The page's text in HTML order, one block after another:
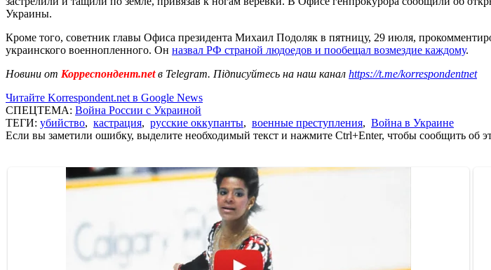
Украины.
Кроме того, советник главы Офиса президента Михаил Подоляк в пятницу, 29 июля,
украинского военнопленного. Он назвал РФ страной людоедов и пообещал возмездие каждому.
Новини от Корреспондент.netв Telegram. Підписуйтесь на наш канал https://t.me/korrespondentnet
Читайте Korrespondent.net в Google News
СПЕЦТЕМА: Война России с Украиной
ТЕГИ: убийство, кастрация, русские оккупанты, военные преступления, Война в Украине
Если вы заметили ошибку, выделите необходимый текст и нажмите Ctrl+Enter, чтобы сообщить об